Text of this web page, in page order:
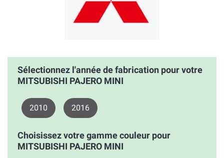
Sélectionnez l'année de fabrication pour votre
MITSUBISHI PAJERO MINI
2010 2016
Choisissez votre gamme couleur pour
MITSUBISHI PAJERO MINI